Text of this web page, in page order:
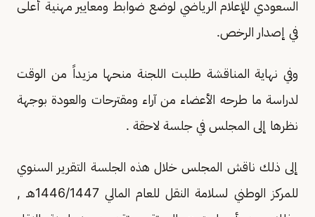
السعودي للإعلام الرياضي لوضع ضوابط ومعايير مهنية أعلى
في إصدار الرخص.
وفي نهاية المناقشة طلبت اللجنة منحها مزيداً من الوقت
لدراسة ما طرحه الأعضاء من آراء ومقترحات والعودة بوجهة
نظرها إلى المجلس في جلسة لاحقة .
إلى ذلك ناقش المجلس خلال هذه الجلسة التقرير السنوي
للمركز الوطني لسلامة النقل للعام المالي 1446/1447هـ ,